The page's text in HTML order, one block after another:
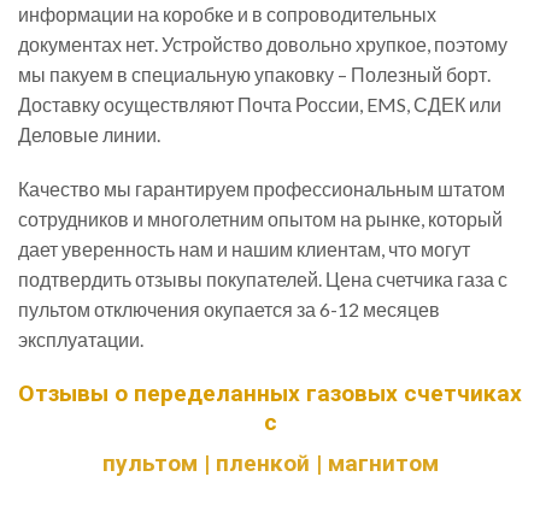
информации на коробке и в сопроводительных
документах нет. Устройство довольно хрупкое, поэтому
мы пакуем в специальную упаковку – Полезный борт.
Доставку осуществляют Почта России, EMS, СДЕК или
Деловые линии.
Качество мы гарантируем профессиональным штатом
сотрудников и многолетним опытом на рынке, который
дает уверенность нам и нашим клиентам, что могут
подтвердить отзывы покупателей. Цена счетчика газа с
пультом отключения окупается за 6-12 месяцев
эксплуатации.
Отзывы о переделанных газовых счетчиках
c
пультом | пленкой | магнитом